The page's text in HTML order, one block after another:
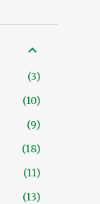
3
10
9
18
11
13